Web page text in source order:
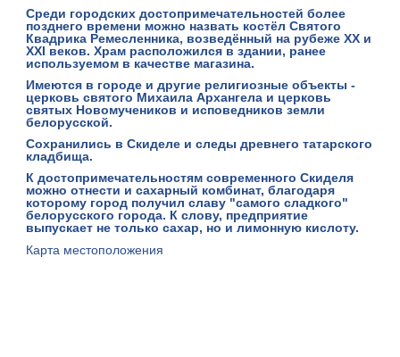
Среди городских достопримечательностей более
позднего времени можно назвать костёл Святого
Квадрика Ремесленника, возведённый на рубеже ХХ и
ХХI веков. Храм расположился в здании, ранее
используемом в качестве магазина.
Имеются в городе и другие религиозные объекты -
церковь святого Михаила Архангела и церковь
святых Новомучеников и исповедников земли
белорусской.
Сохранились в Скиделе и следы древнего татарского
кладбища.
К достопримечательностям современного Скиделя
можно отнести и сахарный комбинат, благодаря
которому город получил славу "самого сладкого"
белорусского города. К слову, предприятие
выпускает не только сахар, но и лимонную кислоту.
Карта местоположения